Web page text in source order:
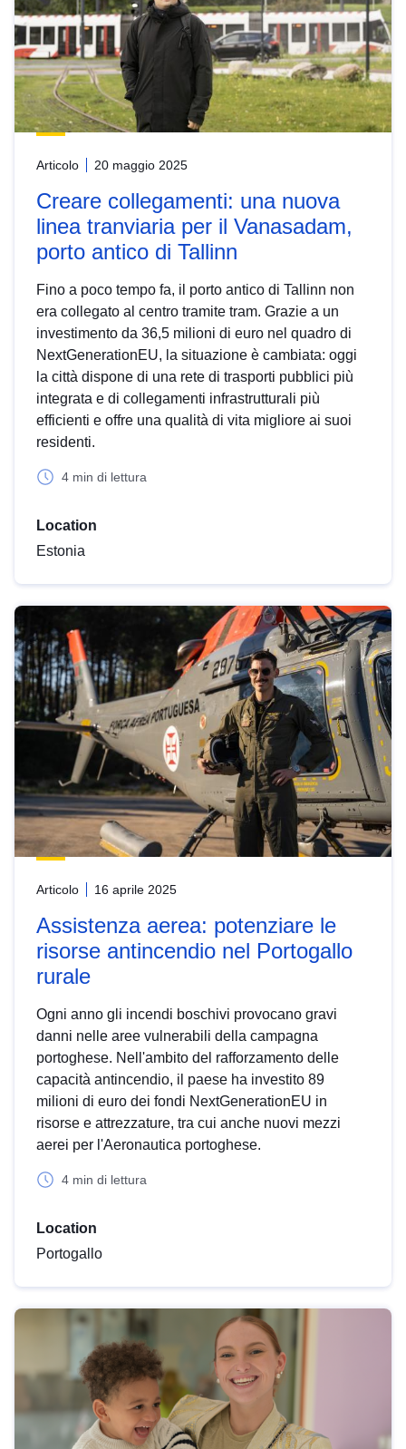
Articolo 20 maggio 2025
Creare collegamenti: una nuova
linea tranviaria per il Vanasadam,
porto antico di Tallinn
Fino a poco tempo fa, il porto antico di Tallinn non
era collegato al centro tramite tram. Grazie a un
investimento da 36,5 milioni di euro nel quadro di
NextGenerationEU, la situazione è cambiata: oggi
la città dispone di una rete di trasporti pubblici più
integrata e di collegamenti infrastrutturali più
efficienti e offre una qualità di vita migliore ai suoi
residenti.
4 min di lettura
Location
Estonia
Articolo 16 aprile 2025
Assistenza aerea: potenziare le
risorse antincendio nel Portogallo
rurale
Ogni anno gli incendi boschivi provocano gravi
danni nelle aree vulnerabili della campagna
portoghese. Nell'ambito del rafforzamento delle
capacità antincendio, il paese ha investito 89
milioni di euro dei fondi NextGenerationEU in
risorse e attrezzature, tra cui anche nuovi mezzi
aerei per l'Aeronautica portoghese.
4 min di lettura
Location
Portogallo